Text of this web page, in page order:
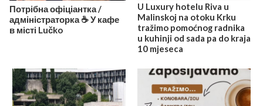
Потрібна офіціантка /
адміністраторка ☕️ У кафе
в місті Lučko
U Luxury hotelu Riva u
Malinskoj na otoku Krku
tražimo pomoćnog radnika
u kuhinji od sada pa do kraja
10 mjeseca